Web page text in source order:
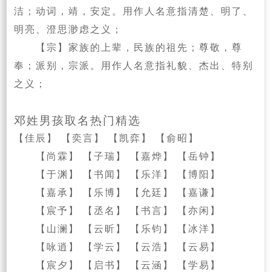
洁；动词，靖，安定。用作人名意指清楚、明了、
明亮、澄思渺虑之义；
【宗】家族的上辈，民族的祖先；尊敬，尊
奉；派别，宗派。用作人名意指礼貌、杰出、特别
之义；
邓姓男孩取名热门精选
【佳辰】 【奕言】 【凯弈】 【俞昭】
【尚霖】 【子瑞】 【嘉烨】 【岳钟】
【于渊】 【书闻】 【乐洋】 【博阳】
【嘉承】 【乐博】 【允廷】 【嘉谦】
【宸予】 【丞名】 【书言】 【亦闲】
【山澜】 【云昕】 【乐钧】 【冰洋】
【咏逍】 【学云】 【云浩】 【云易】
【宸夕】 【启书】 【云涵】 【学易】